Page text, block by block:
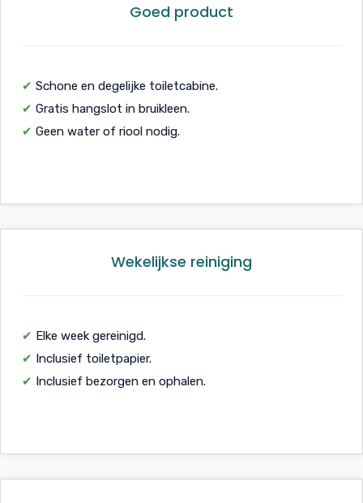
Goed product
✔ Schone en degelijke toiletcabine.
✔ Gratis hangslot in bruikleen.
✔ Geen water of riool nodig.
Wekelijkse reiniging
✔ Elke week gereinigd.
✔ Inclusief toiletpapier.
✔ Inclusief bezorgen en ophalen.